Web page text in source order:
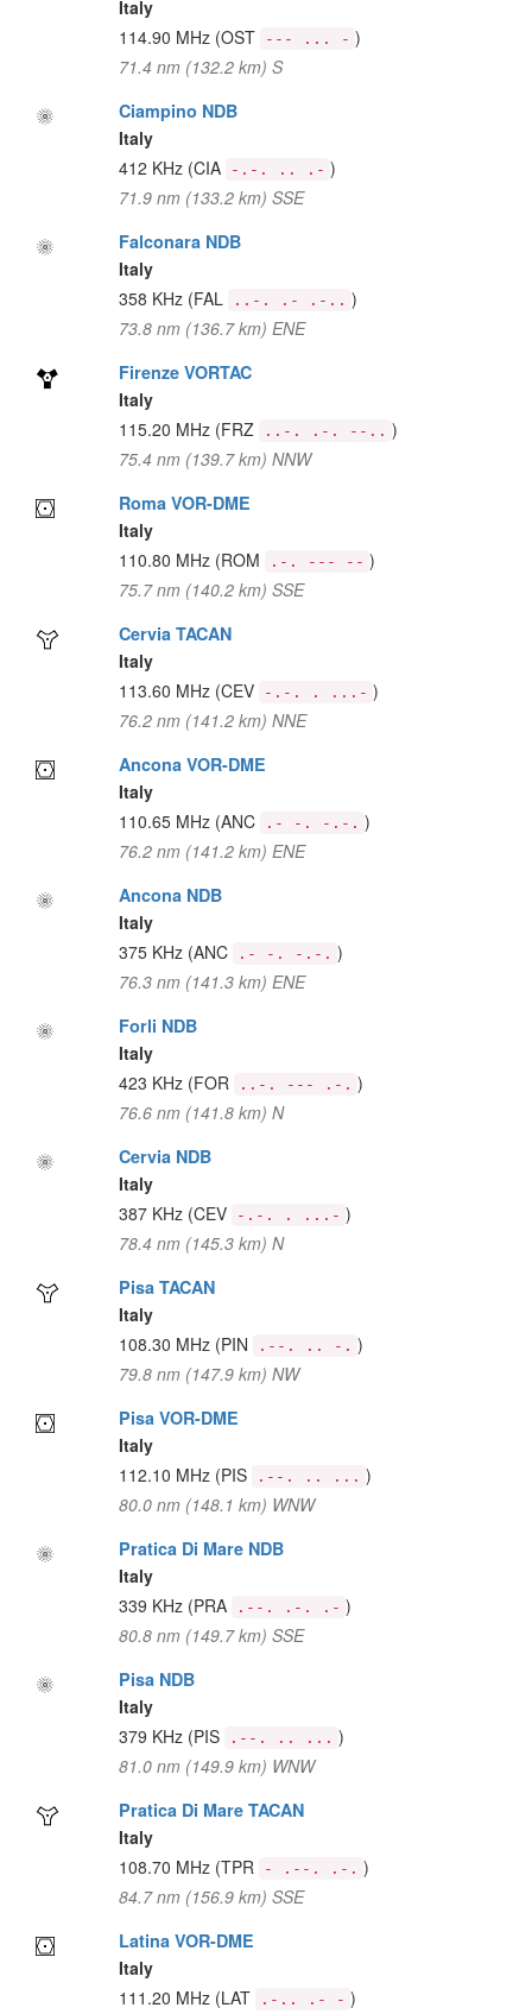
Italy
114.90 MHz (OST --- ... - )
71.4 nm (132.2 km) S
Ciampino NDB
Italy
412 KHz (CIA -.-. .. .- )
71.9 nm (133.2 km) SSE
Falconara NDB
Italy
358 KHz (FAL ..-. .- .-.. )
73.8 nm (136.7 km) ENE
Firenze VORTAC
Italy
115.20 MHz (FRZ ..-. .-. --.. )
75.4 nm (139.7 km) NNW
Roma VOR-DME
Italy
110.80 MHz (ROM .-. --- -- )
75.7 nm (140.2 km) SSE
Cervia TACAN
Italy
113.60 MHz (CEV -.-. . ...- )
76.2 nm (141.2 km) NNE
Ancona VOR-DME
Italy
110.65 MHz (ANC .- -. -.-. )
76.2 nm (141.2 km) ENE
Ancona NDB
Italy
375 KHz (ANC .- -. -.-. )
76.3 nm (141.3 km) ENE
Forli NDB
Italy
423 KHz (FOR ..-. --- .-. )
76.6 nm (141.8 km) N
Cervia NDB
Italy
387 KHz (CEV -.-. . ...- )
78.4 nm (145.3 km) N
Pisa TACAN
Italy
108.30 MHz (PIN .--. .. -. )
79.8 nm (147.9 km) NW
Pisa VOR-DME
Italy
112.10 MHz (PIS .--. .. ... )
80.0 nm (148.1 km) WNW
Pratica Di Mare NDB
Italy
339 KHz (PRA .--. .-. .- )
80.8 nm (149.7 km) SSE
Pisa NDB
Italy
379 KHz (PIS .--. .. ... )
81.0 nm (149.9 km) WNW
Pratica Di Mare TACAN
Italy
108.70 MHz (TPR - .--. .-. )
84.7 nm (156.9 km) SSE
Latina VOR-DME
Italy
111.20 MHz (LAT .-.. .- - )